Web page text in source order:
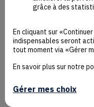
Mentions Légales
CGU
Protection des données
Gestion des cookies
grâce à des
En cliquant sur
indispensables seront
tout moment via «Gérer
En savoir plus sur notre
Gérer mes choix